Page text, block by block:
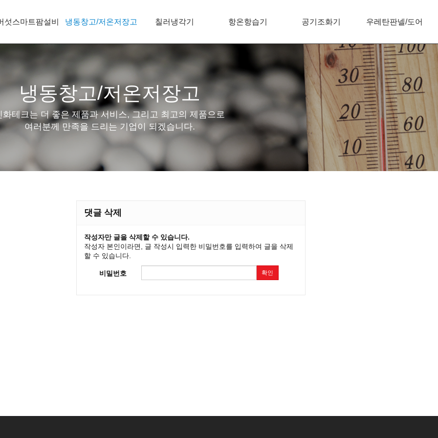
섯스마트팜설비 냉동창고/저온저장고 칠러냉각기 항온항습기 공기조화기 우레탄판넬/도어
냉동창고/저온저장고
화테크는 더 좋은 제품과 서비스, 그리고 최고의 제품으로
여러분께 만족을 드리는 기업이 되겠습니다.
댓글 삭제
작성자만 글을 삭제할 수 있습니다.
작성자 본인이라면, 글 작성시 입력한 비밀번호를 입력하여 글을 삭제
할 수 있습니다.
비밀번호 확인